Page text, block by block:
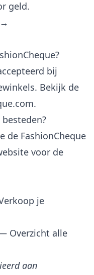
geld.
bij
Bekijk de
de FashionCheque
voor de
je
Overzicht alle
aan